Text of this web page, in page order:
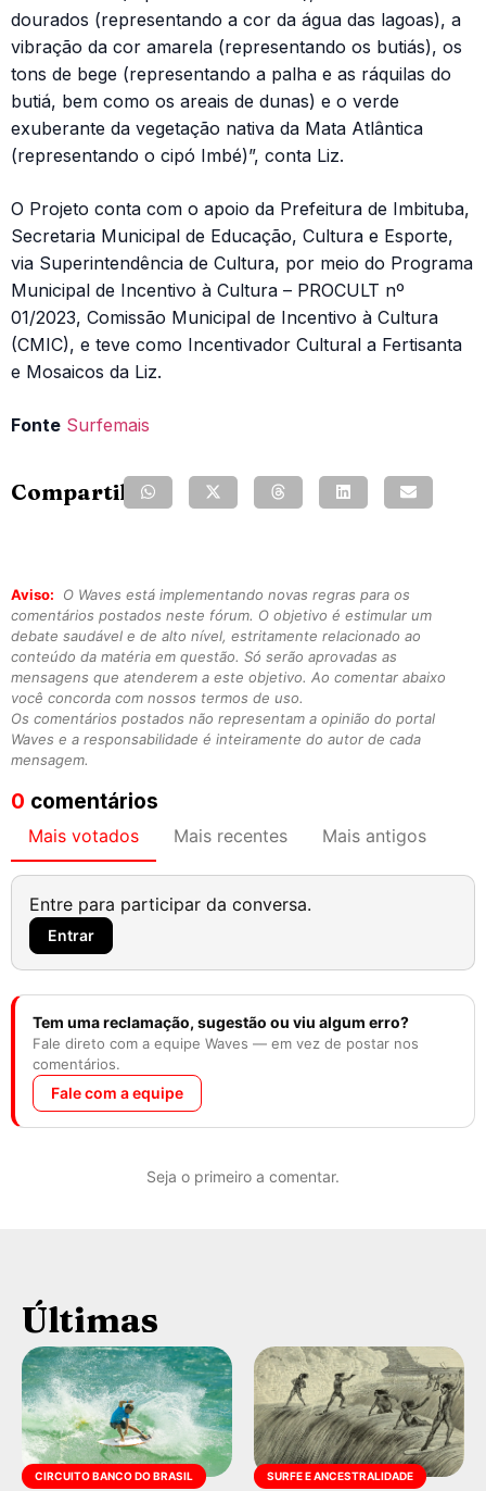
dourados (representando a cor da água das lagoas), a
vibração da cor amarela (representando os butiás), os
tons de bege (representando a palha e as ráquilas do
butiá, bem como os areais de dunas) e o verde
exuberante da vegetação nativa da Mata Atlântica
(representando o cipó Imbé)”, conta Liz.
O Projeto conta com o apoio da Prefeitura de Imbituba,
Secretaria Municipal de Educação, Cultura e Esporte,
via Superintendência de Cultura, por meio do Programa
Municipal de Incentivo à Cultura – PROCULT nº
01/2023, Comissão Municipal de Incentivo à Cultura
(CMIC), e teve como Incentivador Cultural a Fertisanta
e Mosaicos da Liz.
Fonte Surfemais
Compartilhe:
Aviso:
O Waves está implementando novas regras para os
comentários postados neste fórum. O objetivo é estimular um
debate saudável e de alto nível, estritamente relacionado ao
conteúdo da matéria em questão. Só serão aprovadas as
mensagens que atenderem a este objetivo. Ao comentar abaixo
você concorda com nossos termos de uso.
Os comentários postados não representam a opinião do portal
Waves e a responsabilidade é inteiramente do autor de cada
mensagem.
0 comentários
Mais votados Mais recentes Mais antigos
Entre para participar da conversa.
Entrar
Tem uma reclamação, sugestão ou viu algum erro?
Fale direto com a equipe Waves — em vez de postar nos
comentários.
Fale com a equipe
Seja o primeiro a comentar.
Últimas
CIRCUITO BANCO DO BRASIL SURFE E ANCESTRALIDADE